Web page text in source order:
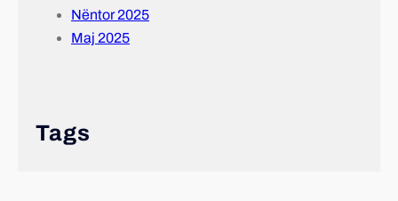
Nëntor 2025
Maj 2025
Tags